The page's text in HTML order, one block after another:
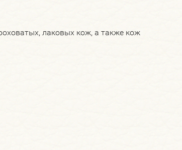
лаковых кож, а также кож